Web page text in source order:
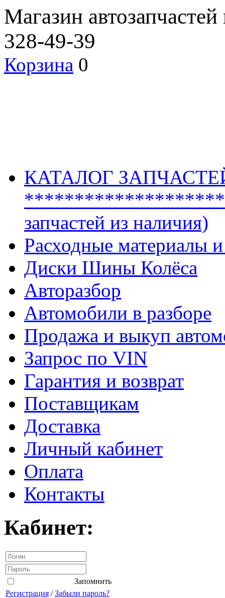
Магазин
328-49-39
Корзина 0
КАТАЛОГ
запчастей из наличия)
Расходные материалы
Диски Шины Колёса
Авторазбор
Автомобили в разборе
Продажа и выкуп
Запрос по VIN
Гарантия и возврат
Поставщикам
Доставка
Личный кабинет
Оплата
Контакты
Кабинет:
Запомнить
Регистрация /Забыли пароль?